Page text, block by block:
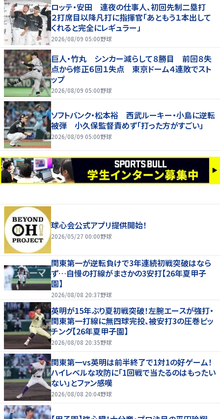
ロッテ・安田 連夜の仕事人、初回先制二塁打
２打席目以降凡打に指揮官「あともう１本出して
くれると完全にレギュラー」
2026/08/09 05:00野球
巨人・竹丸 シンカー減らして８勝目 前回８失
点から修正６回１失点 東京ドーム４連敗でスト
ップ
2026/08/09 05:00野球
ソフトバンク・松本裕 西武ルーキー・小島に逆転
被弾 小久保監督責めず「打った方がすごい」
2026/08/09 05:00野球
球心会公式アプリ提供開始！
2026/05/27 00:00野球
関東第一が逆転負けで3年連続初戦突破はなら
ず…自慢の打線がまさかの3安打【26年夏甲子
園】
2026/08/08 20:37野球
英明が15年ぶり夏初戦突破！左腕エースが強打・
関東第一打線に無四球完投、被安打3の圧巻ピッ
チング【26年夏甲子園】
2026/08/08 20:35野球
関東第一vs英明は前半終了で1対1の好ゲーム！
ハイレベルな攻防に「1回戦で当たるのはもったい
ない」とファン感嘆
2026/08/08 20:04野球